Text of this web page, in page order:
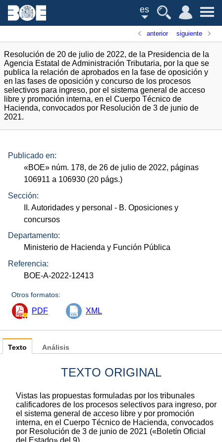
es
anterior siguiente
Resolución de 20 de julio de 2022, de la Presidencia de la
Agencia Estatal de Administración Tributaria, por la que se
publica la relación de aprobados en la fase de oposición y
en las fases de oposición y concurso de los procesos
selectivos para ingreso, por el sistema general de acceso
libre y promoción interna, en el Cuerpo Técnico de
Hacienda, convocados por Resolución de 3 de junio de
2021.
Publicado en:
«BOE» núm. 178, de 26 de julio de 2022, páginas
106911 a 106930 (20 págs.)
Sección:
II. Autoridades y personal - B. Oposiciones y
concursos
Departamento:
Ministerio de Hacienda y Función Pública
Referencia:
BOE-A-2022-12413
Otros formatos:
PDF XML
Texto
TEXTO ORIGINAL
Vistas las propuestas formuladas por los tribunales
calificadores de los procesos selectivos para ingreso, por
el sistema general de acceso libre y por promoción
interna, en el Cuerpo Técnico de Hacienda, convocados
por Resolución de 3 de junio de 2021 («Boletín Oficial
del Estado» del 9).
Análisis